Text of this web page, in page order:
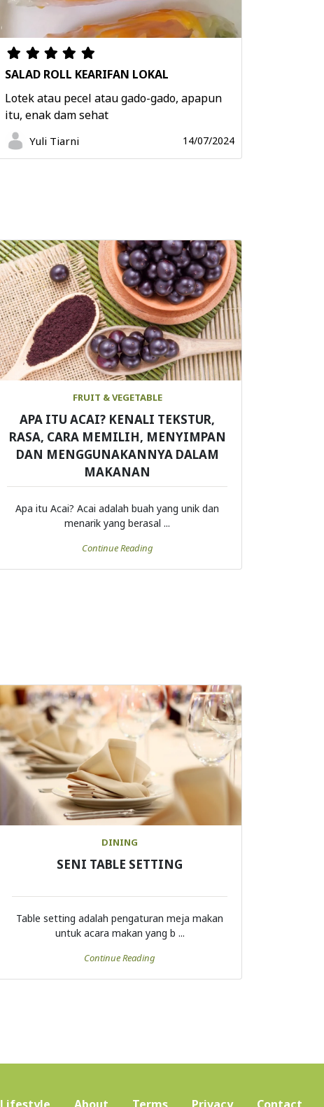
SALAD ROLL KEARIFAN LOKAL
Lotek atau pecel atau gado-gado, apapun
itu, enak dam sehat
Yuli Tiarni 14/07/2024
FRUIT & VEGETABLE
APA ITU ACAI? KENALI TEKSTUR,
RASA, CARA MEMILIH, MENYIMPAN
DAN MENGGUNAKANNYA DALAM
MAKANAN
Apa itu Acai? Acai adalah buah yang unik dan
menarik yang berasal ...
Continue Reading
DINING
SENI TABLE SETTING
Table setting adalah pengaturan meja makan
untuk acara makan yang b ...
Continue Reading